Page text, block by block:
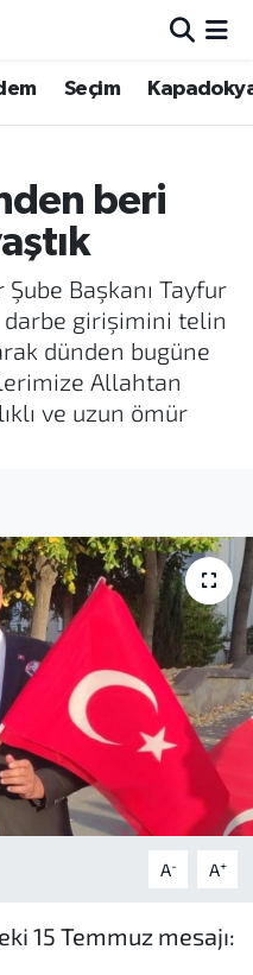
Seçim
beri
Başkanı Tayfur
darbe girişimini telin
dünden bugüne
Allahtan
ve uzun ömür
A- A+
15 Temmuz mesajı: